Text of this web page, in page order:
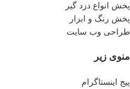
پخش انواع دزد گیر
پخش رنگ و ابزار
طراحی وب سایت
منوی زیر
پیج اینستاگرام